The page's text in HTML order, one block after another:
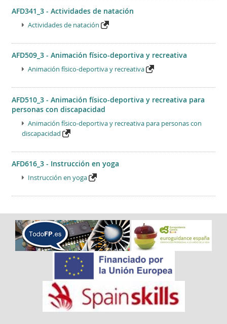
AFD341_3 - Actividades de natación
Actividades de natación
AFD509_3 - Animación físico-deportiva y recreativa
Animación físico-deportiva y recreativa
AFD510_3 - Animación físico-deportiva y recreativa para
personas con discapacidad
Animación físico-deportiva y recreativa para personas con
discapacidad
AFD616_3 - Instrucción en yoga
Instrucción en yoga